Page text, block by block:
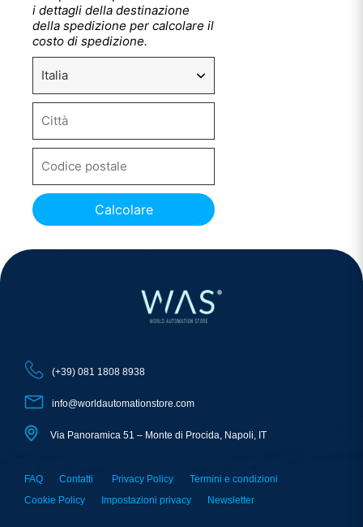
i dettagli della destinazione
della spedizione per calcolare il
costo di spedizione.
Calcolare
(+39) 081 1808 8938
info@worldautomationstore.com
Via Panoramica 51 – Monte di Procida, Napoli, IT
FAQ Contatti Privacy Policy
Termini e condizioni
Cookie Policy
Impostazioni privacy Newsletter